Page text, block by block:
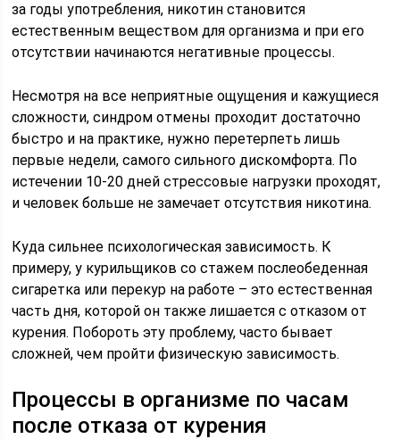
за годы употребления, никотин становится
естественным веществом для организма и при его
отсутствии начинаются негативные процессы.
Несмотря на все неприятные ощущения и кажущиеся
сложности, синдром отмены проходит достаточно
быстро и на практике, нужно перетерпеть лишь
первые недели, самого сильного дискомфорта. По
истечении 10-20 дней стрессовые нагрузки проходят,
и человек больше не замечает отсутствия никотина.
Куда сильнее психологическая зависимость. К
примеру, у курильщиков со стажем послеобеденная
сигаретка или перекур на работе – это естественная
часть дня, которой он также лишается с отказом от
курения. Побороть эту проблему, часто бывает
сложней, чем пройти физическую зависимость.
Процессы в организме по часам
после отказа от курения